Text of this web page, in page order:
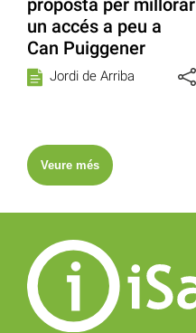
un accés a peu a
Can Puiggener
Jordi de Arriba
Veure més